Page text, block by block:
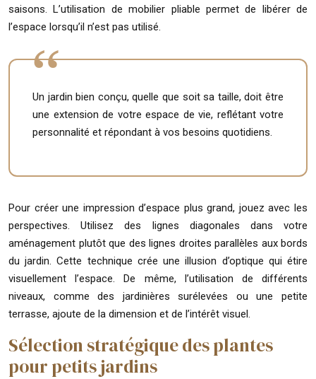
saisons. L’utilisation de mobilier pliable permet de libérer de
l’espace lorsqu’il n’est pas utilisé.
Un jardin bien conçu, quelle que soit sa taille, doit être
une extension de votre espace de vie, reflétant votre
personnalité et répondant à vos besoins quotidiens.
Pour créer une impression d’espace plus grand, jouez avec les
perspectives. Utilisez des lignes diagonales dans votre
aménagement plutôt que des lignes droites parallèles aux bords
du jardin. Cette technique crée une illusion d’optique qui étire
visuellement l’espace. De même, l’utilisation de différents
niveaux, comme des jardinières surélevées ou une petite
terrasse, ajoute de la dimension et de l’intérêt visuel.
Sélection stratégique des plantes
pour petits jardins